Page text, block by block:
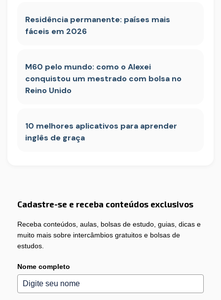
Residência permanente: países mais
fáceis em 2026
M60 pelo mundo: como o Alexei
conquistou um mestrado com bolsa no
Reino Unido
10 melhores aplicativos para aprender
inglês de graça
Cadastre-se e receba conteúdos exclusivos
Receba conteúdos, aulas, bolsas de estudo, guias, dicas e
muito mais sobre intercâmbios gratuitos e bolsas de
estudos.
Nome completo